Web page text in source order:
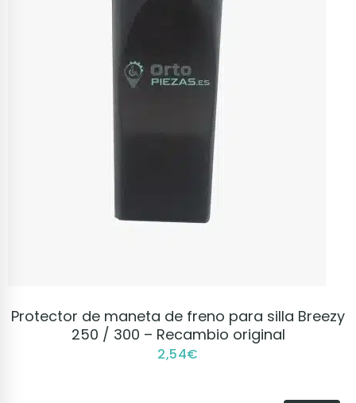
VER PRODUCTO
Protector de maneta de freno para silla Breezy
250 / 300 – Recambio original
2,54€